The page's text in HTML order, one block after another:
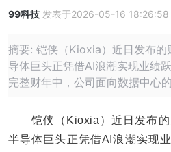
99科技 发表于2026-05-16 18:26:58
摘要: 铠侠（Kioxia）近日发布的
导体巨头正凭借AI浪潮实现业绩
完整财年中，公司面向数据中心
铠侠（Kioxia）近日发布的
半导体巨头正凭借AI浪潮实现